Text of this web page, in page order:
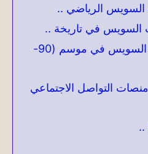
السويس الرياضي ..
السويس في تاريخة ..
أهم لاعبي نادي منتخب السويس في موسم (90-
التواصل الاجتماعي
..